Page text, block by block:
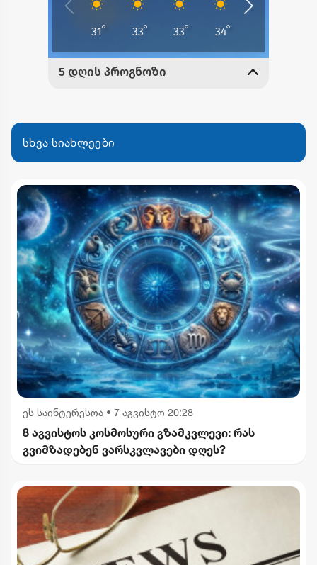
სხვა სიახლეები
ეს საინტერესოა • 7 აგვისტო 20:28
8 აგვისტოს კოსმოსური გზამკვლევი: რას
გვიმზადებენ ვარსკვლავები დღეს?